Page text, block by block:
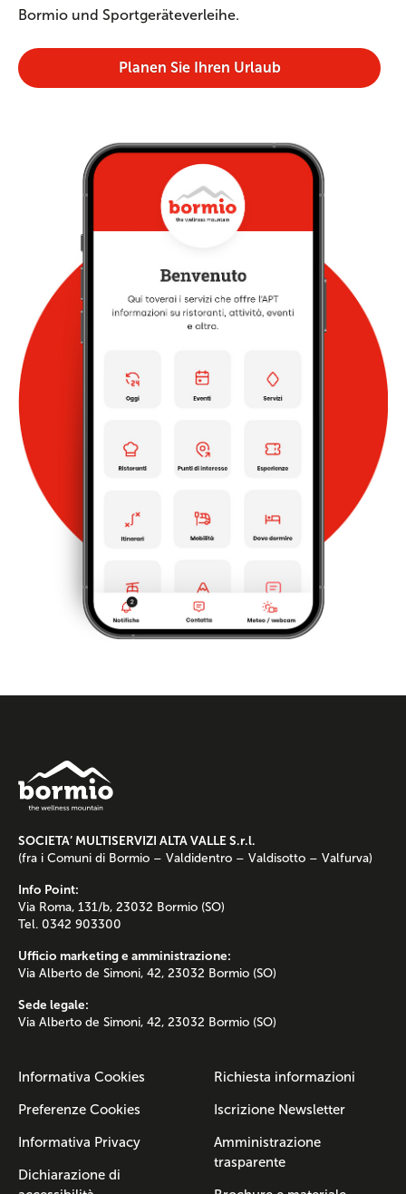
Bormio und Sportgeräteverleihe.
Planen Sie Ihren Urlaub
SOCIETA’ MULTISERVIZI ALTA VALLE S.r.l.
(fra i Comuni di Bormio – Valdidentro – Valdisotto – Valfurva)
Info Point:
Via Roma, 131/b, 23032 Bormio (SO)
Tel. 0342 903300
Ufficio marketing e amministrazione:
Via Alberto de Simoni, 42, 23032 Bormio (SO)
Sede legale:
Via Alberto de Simoni, 42, 23032 Bormio (SO)
Informativa Cookies
Preferenze Cookies
Informativa Privacy
Dichiarazione di
Richiesta informazioni
Iscrizione Newsletter
Amministrazione
trasparente